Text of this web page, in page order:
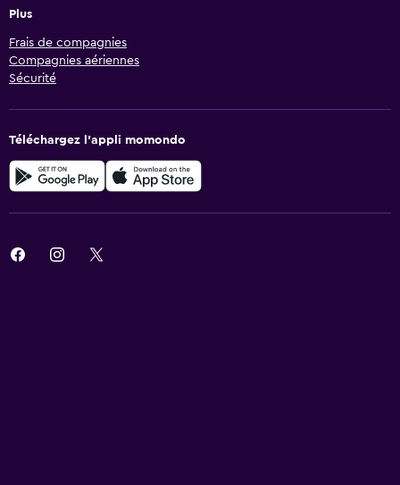
Plus
Frais de compagnies
Compagnies aériennes
Sécurité
Téléchargez l’appli momondo